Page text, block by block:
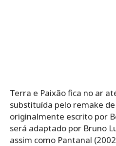
Terra e Paixão fica no ar
substituída pelo remake
originalmente escrito por
será adaptado por Bruno
assim como Pantanal